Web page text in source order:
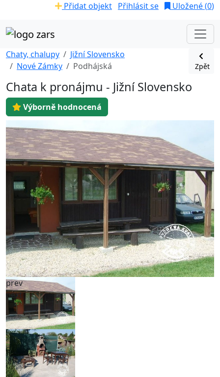
Přidat objekt Přihlásit se Uložené (0)
Chaty, chalupy
Jižní Slovensko
Nové Zámky
Podhájská Zpět
Chata k pronájmu - Jižní Slovensko
Výborně hodnocená
prev
next